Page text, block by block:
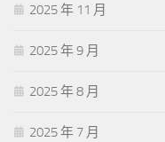
2025 年 11 月
2025 年 9 月
2025 年 8 月
2025 年 7 月